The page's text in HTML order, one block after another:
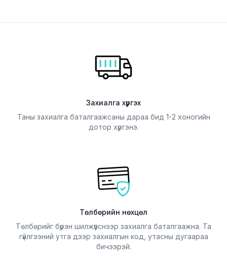
Захиалга хүргэх
Таны захиалга баталгаажсаны дараа бид 1-2 хоногийн
дотор хүргэнэ.
Төлбөрийн нөхцөл
Төлбөрийг бүрэн шилжүүлснээр захиалга баталгаажна. Та
гүйлгээний утга дээр захиалгын код, утасны дугаараа
бичээрэй.